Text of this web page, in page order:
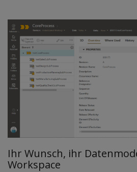
Ihr Wunsch, ihr
Workspace